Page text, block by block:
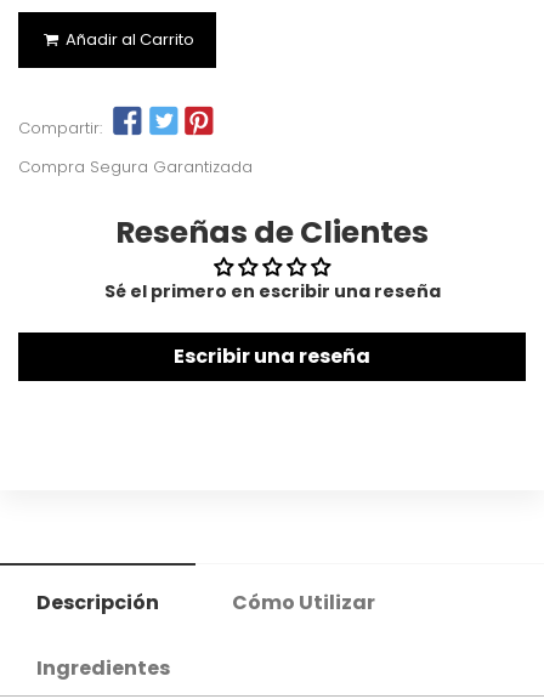
Añadir al Carrito
Compartir:
Compra Segura Garantizada
Reseñas de Clientes
Sé el primero en escribir una reseña
Escribir una reseña
Descripción Cómo Utilizar
Ingredientes